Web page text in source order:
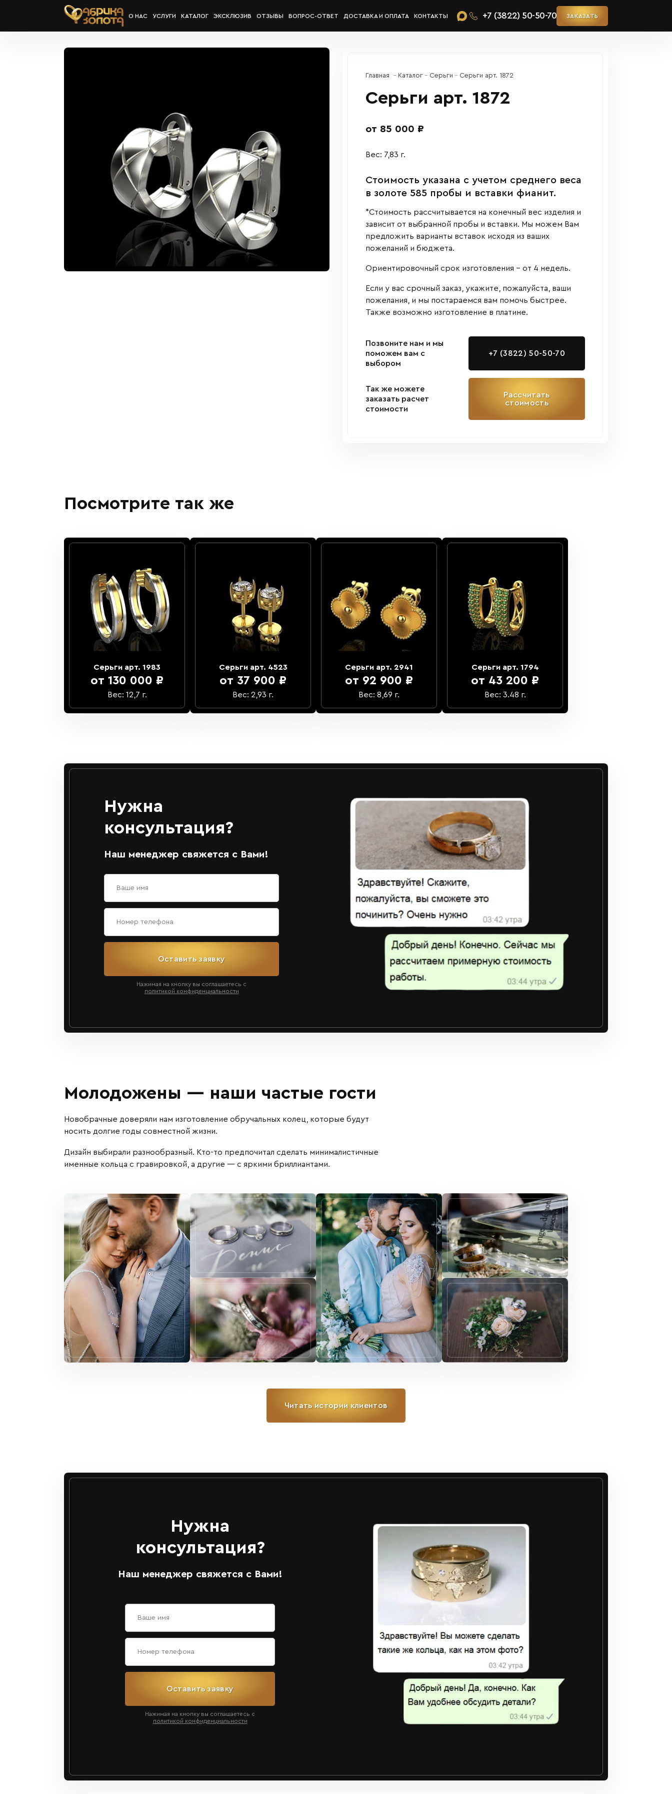
О НАС УСЛУГИ КАТАЛОГ ЭКСКЛЮЗИВ ОТЗЫВЫ ВОПРОС-ОТВЕТ ДОСТАВКА И ОПЛАТА КОНТАКТЫ +7 (3822) 50-50-70 ЗАКАЗАТЬ
Главная Каталог Серьги Серьги арт. 1872
Серьги арт. 1872
от 85 000 ₽
Вес: 7,83 г.
Cтоимость указана с учетом среднего веса
в золоте 585 пробы и вставки фианит.
*Стоимость рассчитывается на конечный вес изделия и
зависит от выбранной пробы и вставки. Мы можем Вам
предложить варианты вставок исходя из ваших
пожеланий и бюджета.
Ориентировочный срок изготовления - от 4 недель.
Если у вас срочный заказ, укажите, пожалуйста, ваши
пожелания, и мы постараемся вам помочь быстрее.
Также возможно изготовление в платине.
Позвоните нам и мы
поможем вам с
выбором
+7 (3822) 50-50-70
Так же можете
заказать расчет
стоимости
Рассчитать
стоимость
Посмотрите так же
Серьги арт. 1983
от 130 000 ₽
Вес: 12,7 г.
Серьги арт. 4523
от 37 900 ₽
Вес: 2,93 г.
Серьги арт. 2941
от 92 900 ₽
Вес: 8,69 г.
Серьги арт. 1794
от 43 200 ₽
Вес: 3.48 г.
Нужна
консультация?
Наш менеджер свяжется с Вами!
Оставить заявку
Нажимая на кнопку вы соглашаетесь с
политикой конфиденциальности
Молодожены — наши частые гости
Новобрачные доверяли нам изготовление обручальных колец, которые будут
носить долгие годы совместной жизни.
Дизайн выбирали разнообразный. Кто-то предпочитал сделать минималистичные
именные кольца с гравировкой, а другие — с яркими бриллиантами.
Читать истории клиентов
Нужна
консультация?
Наш менеджер свяжется с Вами!
Оставить заявку
Нажимая на кнопку вы соглашаетесь с
политикой конфиденциальности